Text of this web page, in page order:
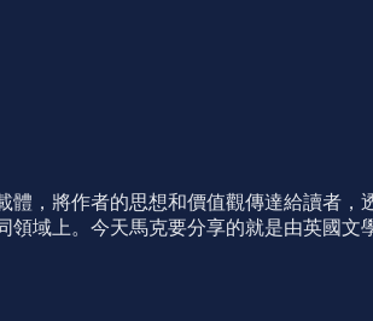
，將作者的思想和價值觀傳達給讀者，
域上。今天馬克要分享的就是由英國文